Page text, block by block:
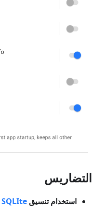
التضاريس
استخدام تنسيق SQLIte